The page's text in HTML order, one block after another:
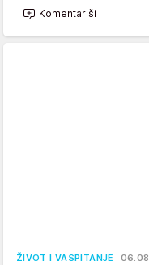
Komentariši
ŽIVOT I VASPITANJE